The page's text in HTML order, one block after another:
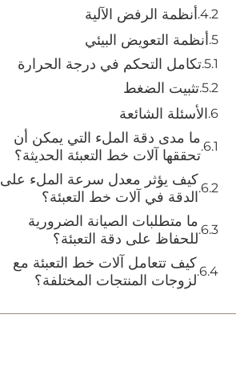
أنظمة الرفض الآلية
أنظمة التعويض البيئي
تكامل التحكم في درجة الحرارة
تثبيت الضغط
الأسئلة الشائعة
ما مدى دقة الملء التي يمكن أن
تحققها آلات خط التعبئة الحديثة؟
كيف يؤثر معدل سرعة الملء على
الدقة في آلات خط التعبئة؟
ما متطلبات الصيانة الضرورية
للحفاظ على دقة التعبئة؟
كيف تتعامل آلات خط التعبئة مع
لزوجات المنتجات المختلفة؟